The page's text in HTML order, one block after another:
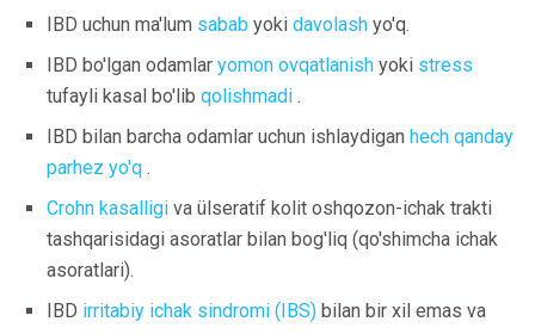
IBD uchun ma'lum sabab yoki davolash yo'q.
IBD bo'lgan odamlar yomon ovqatlanish yoki stress
tufayli kasal bo'lib qolishmadi .
IBD bilan barcha odamlar uchun ishlaydigan hech qanday
parhez yo'q .
Crohn kasalligi va ülseratif kolit oshqozon-ichak trakti
tashqarisidagi asoratlar bilan bog'liq (qo'shimcha ichak
asoratlari).
IBD irritabiy ichak sindromi (IBS) bilan bir xil emas va